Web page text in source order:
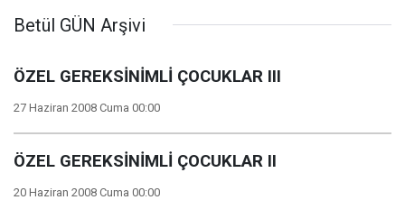
Betül GÜN Arşivi
ÖZEL GEREKSİNİMLİ ÇOCUKLAR III
27 Haziran 2008 Cuma 00:00
ÖZEL GEREKSİNİMLİ ÇOCUKLAR II
20 Haziran 2008 Cuma 00:00